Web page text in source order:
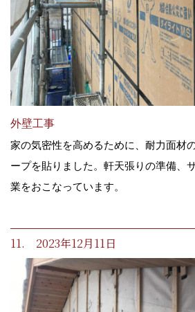
外壁工事
家の気密性を高めるために、耐力面材
ープを貼りました。軒天張りの準備、
業をおこなっています。
11. 2023年12月11日